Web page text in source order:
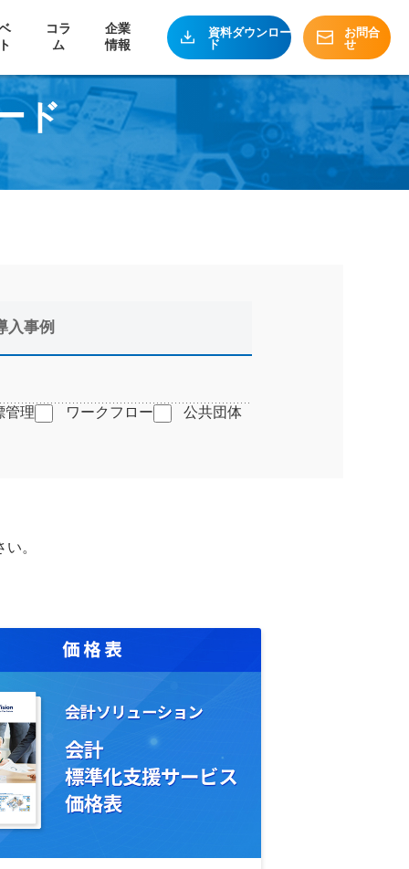
コラ
ム
企業
情報
資料ダウンロー
ド
お問合
せ
ド
入事例
管理 ワークフロー 公共団体
。